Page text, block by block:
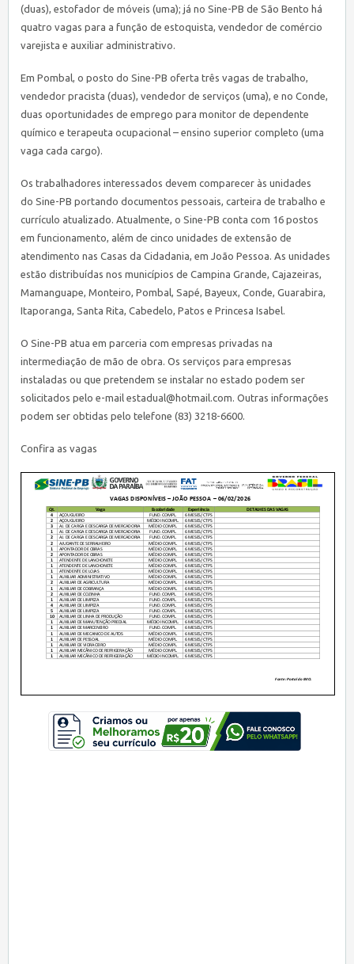
(duas), estofador de móveis (uma); já no Sine-PB de São Bento há
quatro vagas para a função de estoquista, vendedor de comércio
varejista e auxiliar administrativo.
Em Pombal, o posto do Sine-PB oferta três vagas de trabalho,
vendedor pracista (duas), vendedor de serviços (uma), e no Conde,
duas oportunidades de emprego para monitor de dependente
químico e terapeuta ocupacional – ensino superior completo (uma
vaga cada cargo).
Os trabalhadores interessados devem comparecer às unidades
do Sine-PB portando documentos pessoais, carteira de trabalho e
currículo atualizado. Atualmente, o Sine-PB conta com 16 postos
em funcionamento, além de cinco unidades de extensão de
atendimento nas Casas da Cidadania, em João Pessoa. As unidades
estão distribuídas nos municípios de Campina Grande, Cajazeiras,
Mamanguape, Monteiro, Pombal, Sapé, Bayeux, Conde, Guarabira,
Itaporanga, Santa Rita, Cabedelo, Patos e Princesa Isabel.
O Sine-PB atua em parceria com empresas privadas na
intermediação de mão de obra. Os serviços para empresas
instaladas ou que pretendem se instalar no estado podem ser
solicitados pelo e-mail estadual@hotmail.com. Outras informações
podem ser obtidas pelo telefone (83) 3218-6600.
Confira as vagas